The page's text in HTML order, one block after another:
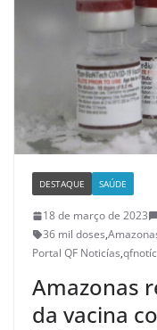
DESTAQUE SAÚDE
18 de março de 2023
36 mil doses,
Portal QF Noticías,
Amazonas
da vacina